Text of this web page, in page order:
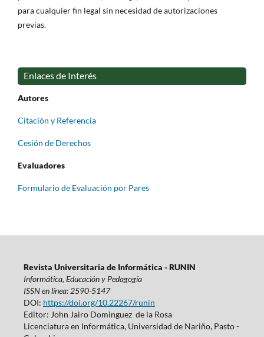
para cualquier fin legal sin necesidad de autorizaciones
previas.
Enlaces de Interés
Autores
Citación y Referencia
Cesión de Derechos
Evaluadores
Formulario de Evaluación por Pares
Revista Universitaria de Informática - RUNIN
Informática, Educación y Pedagogía
ISSN en línea: 2590-5147
DOI: https://doi.org/10.22267/runin
Editor: John Jairo Dominguez de la Rosa
Licenciatura en Informática, Universidad de Nariño, Pasto -